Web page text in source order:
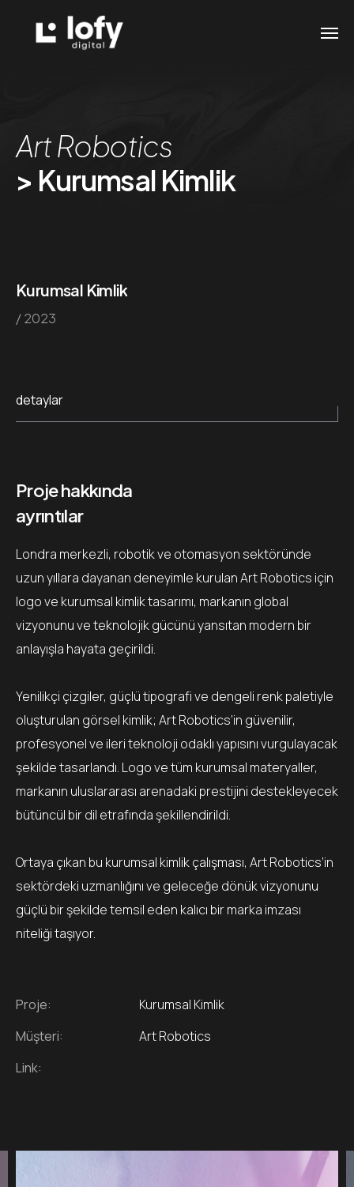
Art Robotics
> Kurumsal Kimlik
Kurumsal Kimlik
/ 2023
detaylar
Proje hakkında
ayrıntılar
Londra merkezli, robotik ve otomasyon sektöründe
uzun yıllara dayanan deneyimle kurulan Art Robotics için
logo ve kurumsal kimlik tasarımı, markanın global
vizyonunu ve teknolojik gücünü yansıtan modern bir
anlayışla hayata geçirildi.
Yenilikçi çizgiler, güçlü tipografi ve dengeli renk paletiyle
oluşturulan görsel kimlik; Art Robotics’in güvenilir,
profesyonel ve ileri teknoloji odaklı yapısını vurgulayacak
şekilde tasarlandı. Logo ve tüm kurumsal materyaller,
markanın uluslararası arenadaki prestijini destekleyecek
bütüncül bir dil etrafında şekillendirildi.
Ortaya çıkan bu kurumsal kimlik çalışması, Art Robotics’in
sektördeki uzmanlığını ve geleceğe dönük vizyonunu
güçlü bir şekilde temsil eden kalıcı bir marka imzası
niteliği taşıyor.
Proje:
Kurumsal Kimlik
Müşteri:
Art Robotics
Link: